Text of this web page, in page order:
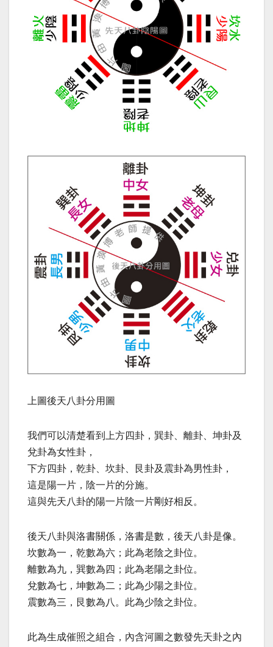
上圖後天八卦分用圖
我們可以清楚看到上方四卦，巽卦、離卦、坤卦及
兌卦為女性卦，
下方四卦，乾卦、坎卦、艮卦及震卦為男性卦，
這是陽一片，陰一片的分施。
這與先天八卦的陽一片陰一片剛好相反。
後天八卦與洛書關係，洛書是數，後天八卦是像。
坎數為一，乾數為六；此為老陰之卦位。
離數為九，巽數為四；此為老陽之卦位。
兌數為七，坤數為二；此為少陽之卦位。
震數為三，艮數為八。此為少陰之卦位。
此為生成催照之組合，內含河圖之數發先天卦之內